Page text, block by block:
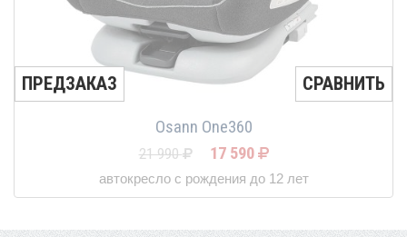
ПРЕДЗАКАЗ СРАВНИТЬ
Osann One360
21 990 17 590
автокресло с рождения до 12 лет